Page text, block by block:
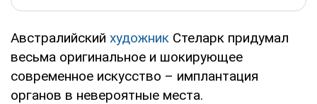
Австралийский художник Стеларк придумал
весьма оригинальное и шокирующее
современное искусство – имплантация
органов в невероятные места.